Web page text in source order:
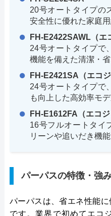
20号オートタイプの
安全性に優れた家庭用
FH-E2422SAWL（エ
24号オートタイプで
機能を備えた清潔・省
FH-E2421SA（エコジ
24号オートタイプで
も向上した高効率モデ
FH-E1612FA（エコジ
16号フルオートタイ
リーンや追いだき機
パーパスの特徴・強
パーパスは、省エネ性能
です。業界で初めてエコ